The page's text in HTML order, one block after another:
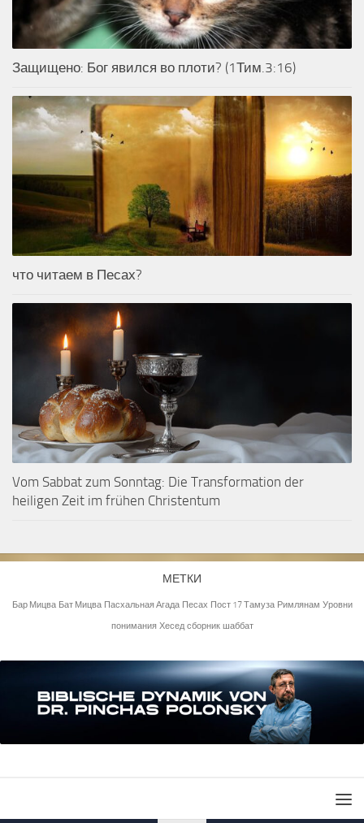
Защищено: Бог явился во плоти? (1Тим.3:16)
что читаем в Песах?
Vom Sabbat zum Sonntag: Die Transformation der
heiligen Zeit im frühen Christentum
МЕТКИ
Бар Мицва Бат Мицва Пасхальная Агада Песах Пост 17 Тамуза Римлянам Уровни
понимания Хесед сборник шаббат